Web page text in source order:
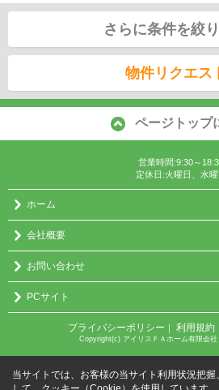
さらに条件を絞
物件リクエス
ページトップ
営業時間:9:30～
定休日:火曜日、水曜
ホーム
会社概要
お問い合わせ
PCサイト
プライバシーポリシー ｜ 利用規約
Copyright(c) アイリスＦＡホーム有限会
当サイトでは、お客様の当サイト利用状況把